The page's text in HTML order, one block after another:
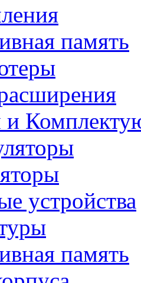
память
и
устройства
память